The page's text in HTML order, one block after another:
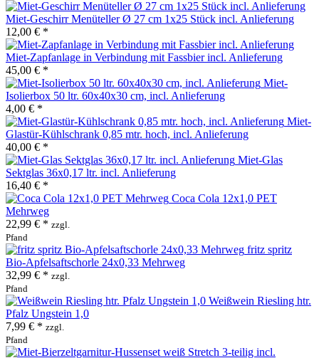
Miet-Geschirr Menüteller Ø 27 cm 1x25 Stück incl. Anlieferung
12,00 € *
Miet-Zapfanlage in Verbindung mit Fassbier incl. Anlieferung
45,00 € *
Miet-
Isolierbox 50 ltr. 60x40x30 cm, incl. Anlieferung
4,00 € *
Miet-
Glastür-Kühlschrank 0,85 mtr. hoch, incl. Anlieferung
40,00 € *
Miet-Glas
Sektglas 36x0,17 ltr. incl. Anlieferung
16,40 € *
Coca Cola 12x1,0 PET
Mehrweg
22,99 € * zzgl.
Pfand
fritz spritz
Bio-Apfelsaftschorle 24x0,33 Mehrweg
32,99 € * zzgl.
Pfand
Weißwein Riesling htr.
Pfalz Ungstein 1,0
7,99 € * zzgl.
Pfand